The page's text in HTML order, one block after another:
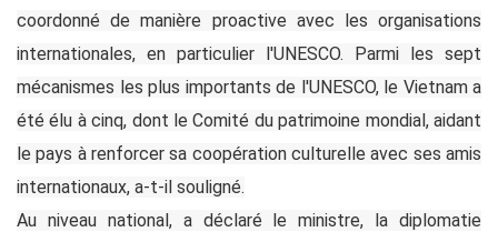
coordonné de manière proactive avec les organisations
internationales, en particulier l'UNESCO. Parmi les sept
mécanismes les plus importants de l'UNESCO, le Vietnam a
été élu à cinq, dont le Comité du patrimoine mondial, aidant
le pays à renforcer sa coopération culturelle avec ses amis
internationaux, a-t-il souligné.
Au niveau national, a déclaré le ministre, la diplomatie